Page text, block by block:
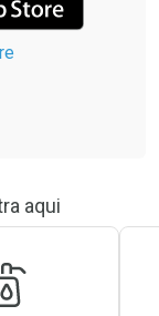
aqui